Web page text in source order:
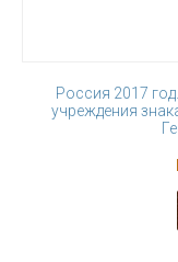
Россия 2017
учреждения